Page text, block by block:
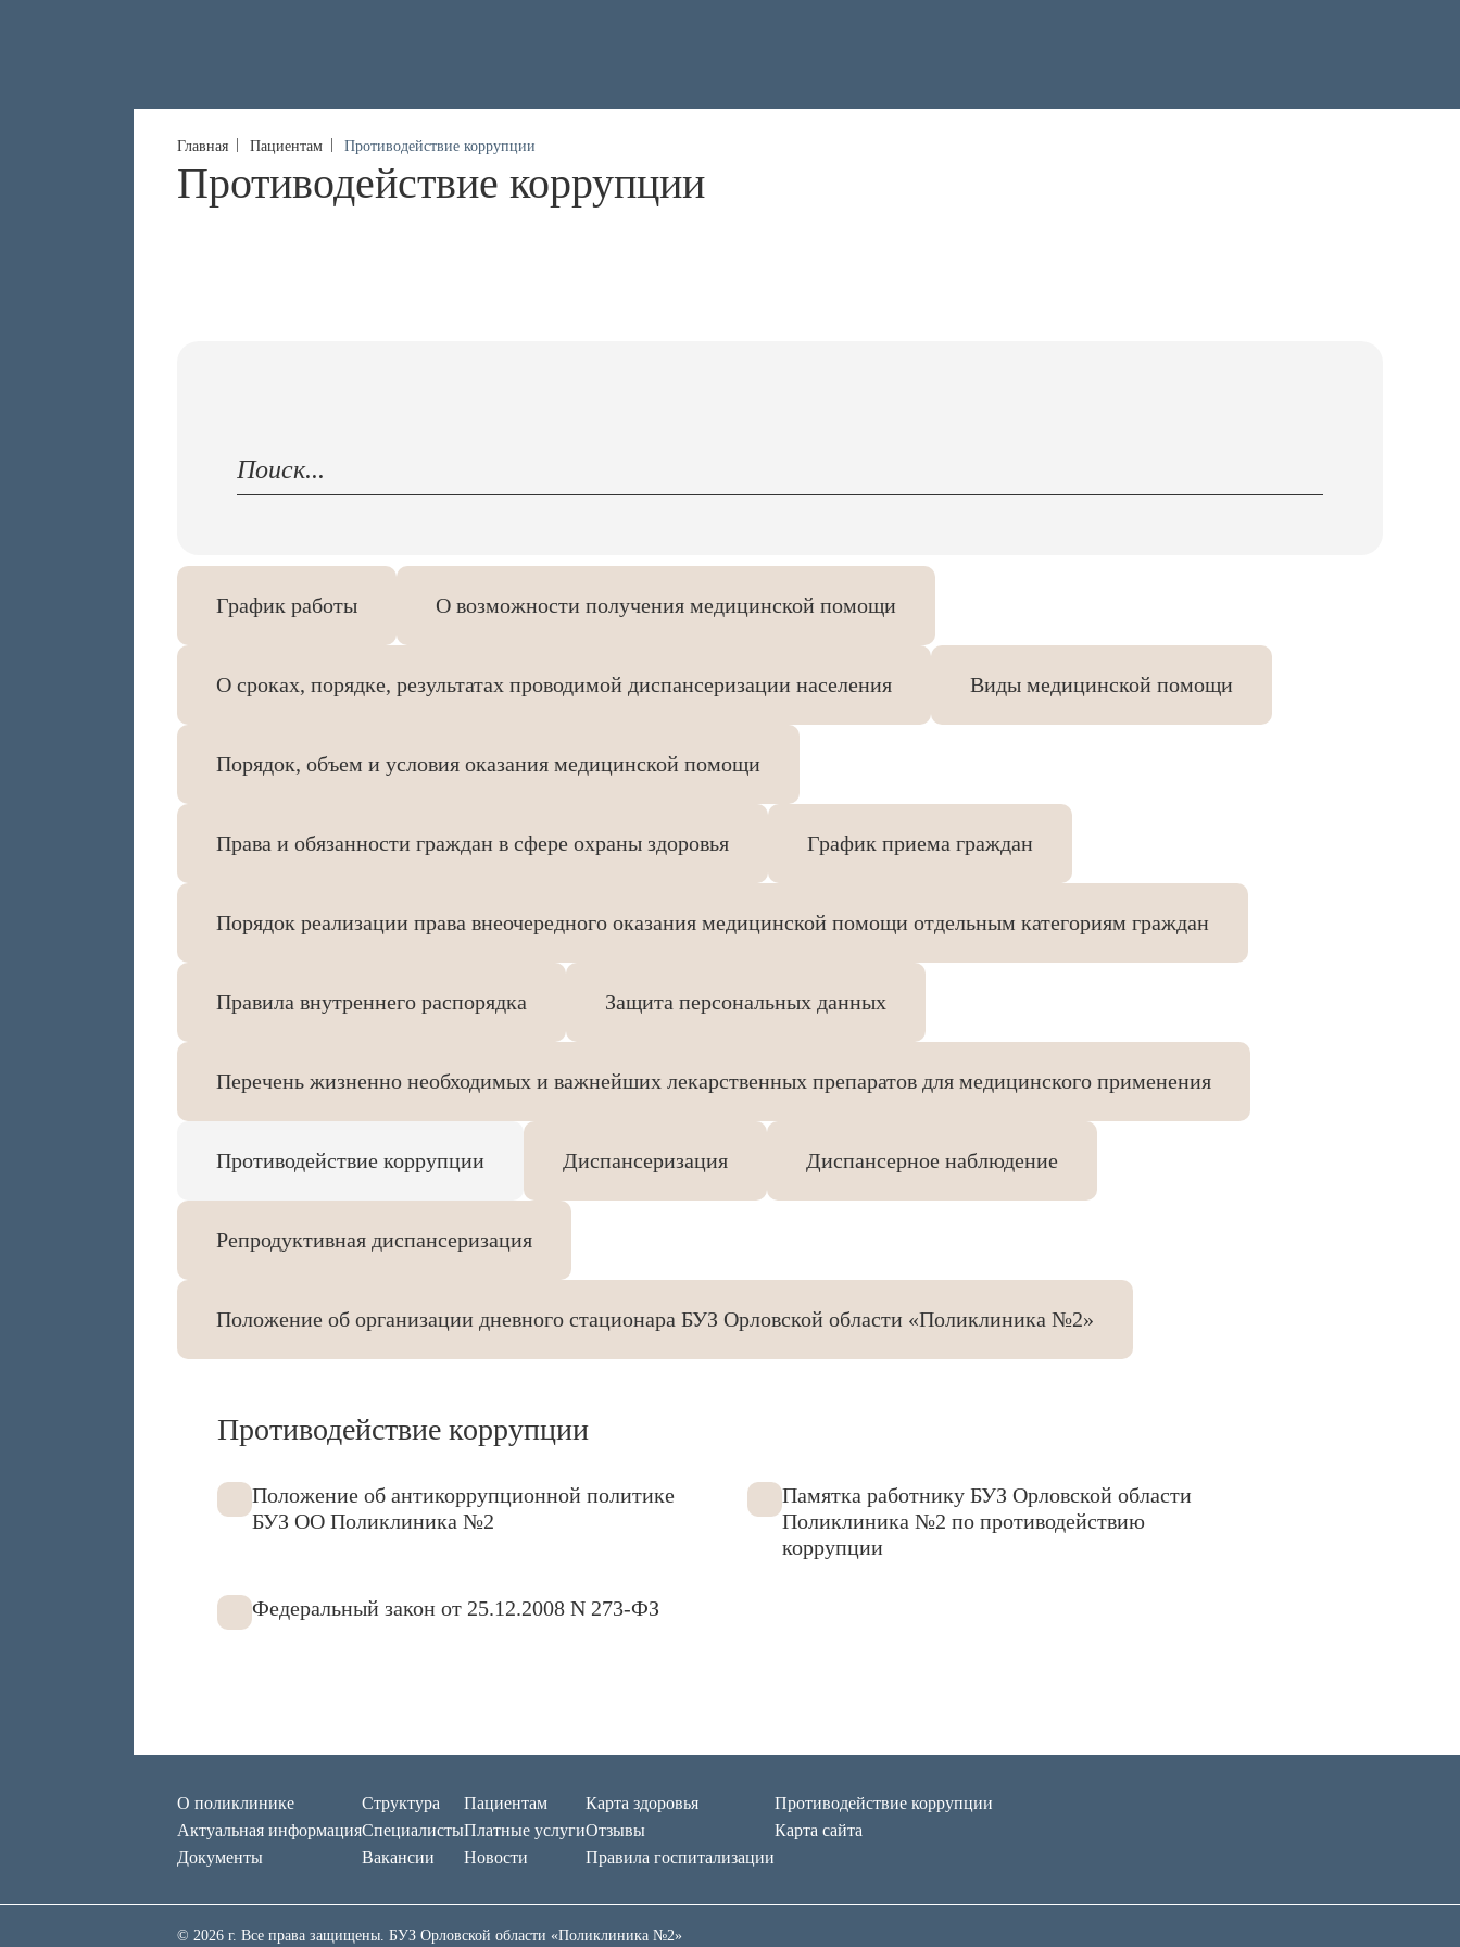
Главная Пациентам Противодействие коррупции
Противодействие коррупции
График работы О возможности получения медицинской помощи
О сроках, порядке, результатах проводимой диспансеризации населения Виды медицинской помощи
Порядок, объем и условия оказания медицинской помощи
Права и обязанности граждан в сфере охраны здоровья График приема граждан
Порядок реализации права внеочередного оказания медицинской помощи отдельным категориям граждан
Правила внутреннего распорядка Защита персональных данных
Перечень жизненно необходимых и важнейших лекарственных препаратов для медицинского применения
Противодействие коррупции Диспансеризация Диспансерное наблюдение
Репродуктивная диспансеризация
Положение об организации дневного стационара БУЗ Орловской области «Поликлиника №2»
Противодействие коррупции
Положение об антикоррупционной политике
БУЗ ОО Поликлиника №2
Памятка работнику БУЗ Орловской области
Поликлиника №2 по противодействию
коррупции
Федеральный закон от 25.12.2008 N 273-ФЗ
О поликлинике
Актуальная информация
Документы
Структура
Специалисты
Вакансии
Пациентам
Платные услуги
Новости
Карта здоровья
Отзывы
Правила госпитализации
Противодействие коррупции
Карта сайта
© 2026 г. Все права защищены. БУЗ Орловской области «Поликлиника №2»